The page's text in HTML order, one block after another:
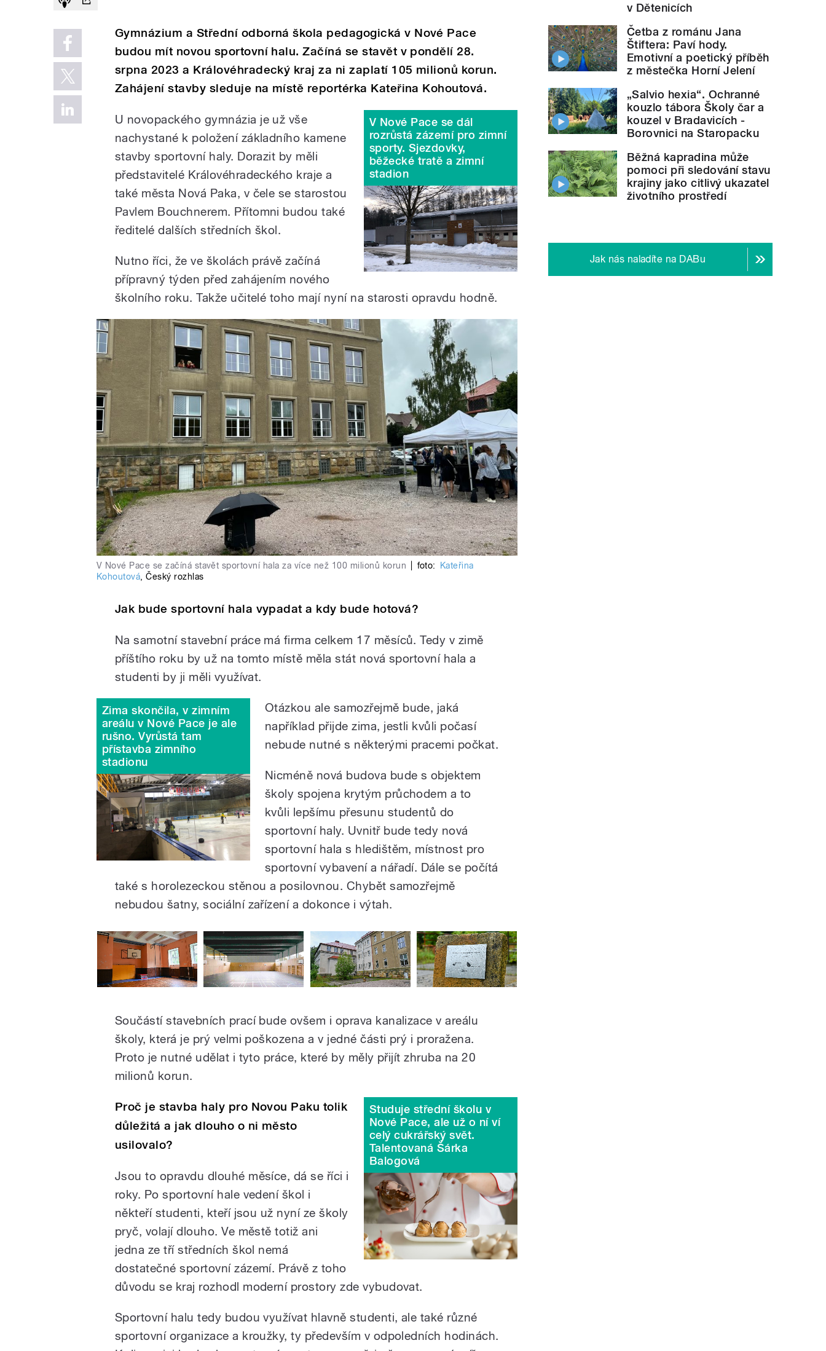
Gymnázium a Střední odborná škola pedagogická v Nové Pace
budou mít novou sportovní halu. Začíná se stavět v pondělí 28.
srpna 2023 a Královéhradecký kraj za ni zaplatí 105 milionů korun.
Zahájení stavby sleduje na místě reportérka Kateřina Kohoutová.
V Nové Pace se dál
rozrůstá zázemí pro zimní
sporty. Sjezdovky,
běžecké tratě a zimní
stadion
U novopackého gymnázia je už vše
nachystané k položení základního kamene
stavby sportovní haly. Dorazit by měli
představitelé Královéhradeckého kraje a
také města Nová Paka, v čele se starostou
Pavlem Bouchnerem. Přítomni budou také
ředitelé dalších středních škol.
Nutno říci, že ve školách právě začíná
přípravný týden před zahájením nového
školního roku. Takže učitelé toho mají nyní na starosti opravdu hodně.
V Nové Pace se začíná stavět sportovní hala za více než 100 milionů korun foto:
Kateřina
Kohoutová,Český rozhlas
Jak bude sportovní hala vypadat a kdy bude hotová?
Na samotní stavební práce má firma celkem 17 měsíců. Tedy v zimě
příštího roku by už na tomto místě měla stát nová sportovní hala a
studenti by ji měli využívat.
Zima skončila, v zimním
areálu v Nové Pace je ale
rušno. Vyrůstá tam
přístavba zimního
stadionu
Otázkou ale samozřejmě bude, jaká
například přijde zima, jestli kvůli počasí
nebude nutné s některými pracemi počkat.
Nicméně nová budova bude s objektem
školy spojena krytým průchodem a to
kvůli lepšímu přesunu studentů do
sportovní haly. Uvnitř bude tedy nová
sportovní hala s hledištěm, místnost pro
sportovní vybavení a nářadí. Dále se počítá
také s horolezeckou stěnou a posilovnou. Chybět samozřejmě
nebudou šatny, sociální zařízení a dokonce i výtah.
Součástí stavebních prací bude ovšem i oprava kanalizace v areálu
školy, která je prý velmi poškozena a v jedné části prý i proražena.
Proto je nutné udělat i tyto práce, které by měly přijít zhruba na 20
milionů korun.
Studuje střední školu v
Nové Pace, ale už o ní ví
celý cukrářský svět.
Talentovaná Šárka
Balogová
Proč je stavba haly pro Novou Paku tolik
důležitá a jak dlouho o ni město
usilovalo?
Jsou to opravdu dlouhé měsíce, dá se říci i
roky. Po sportovní hale vedení škol i
někteří studenti, kteří jsou už nyní ze školy
pryč, volají dlouho. Ve městě totiž ani
jedna ze tří středních škol nemá
dostatečné sportovní zázemí. Právě z toho
důvodu se kraj rozhodl moderní prostory zde vybudovat.
Sportovní halu tedy budou využívat hlavně studenti, ale také různé
sportovní organizace a kroužky, ty především v odpoledních hodinách.
v Dětenicích
Četba z románu Jana
Štiftera: Paví hody.
Emotivní a poetický příběh
z městečka Horní Jelení
„Salvio hexia“. Ochranné
kouzlo tábora Školy čar a
kouzel v Bradavicích -
Borovnici na Staropacku
Běžná kapradina může
pomoci při sledování stavu
krajiny jako citlivý ukazatel
životního prostředí
Jak nás naladíte na DABu